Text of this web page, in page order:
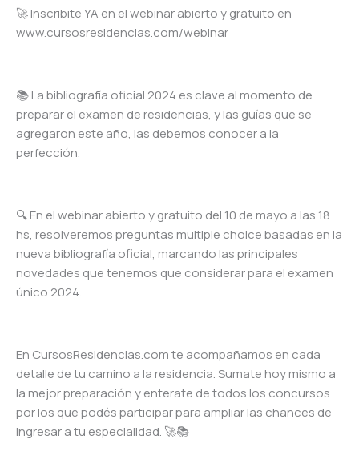
🚀 Inscribite YA en el webinar abierto y gratuito en
www.cursosresidencias.com/webinar
📚 La bibliografía oficial 2024 es clave al momento de
preparar el examen de residencias, y las guías que se
agregaron este año, las debemos conocer a la
perfección.
🔍 En el webinar abierto y gratuito del 10 de mayo a las 18
hs, resolveremos preguntas multiple choice basadas en la
nueva bibliografía oficial, marcando las principales
novedades que tenemos que considerar para el examen
único 2024.
En CursosResidencias.com te acompañamos en cada
detalle de tu camino a la residencia. Sumate hoy mismo a
la mejor preparación y enterate de todos los concursos
por los que podés participar para ampliar las chances de
ingresar a tu especialidad. 🚀📚